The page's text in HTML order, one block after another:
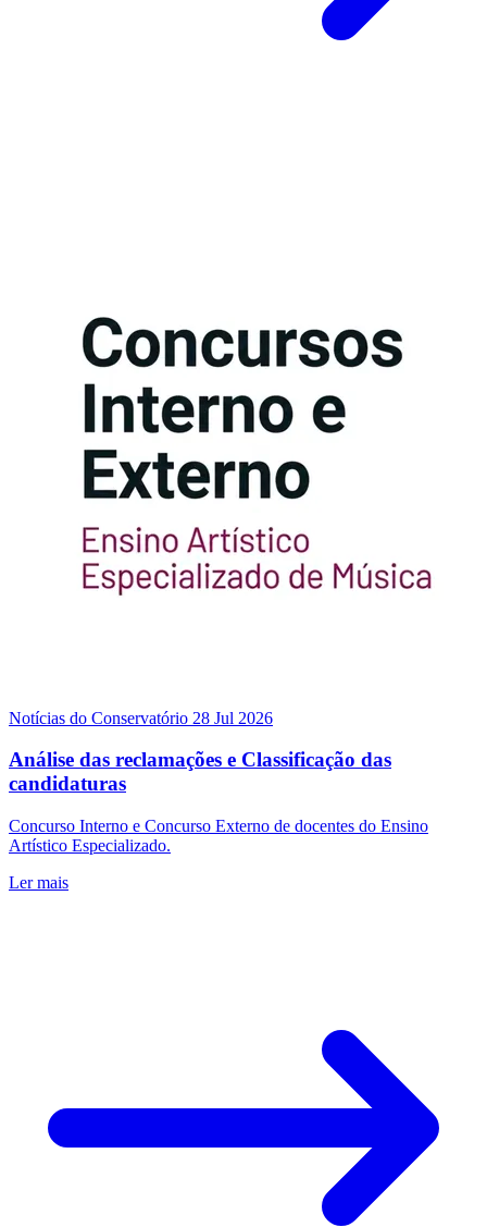
Notícias do Conservatório 28 Jul 2026
Análise das reclamações e Classificação das
candidaturas
Concurso Interno e Concurso Externo de docentes do Ensino
Artístico Especializado.
Ler mais